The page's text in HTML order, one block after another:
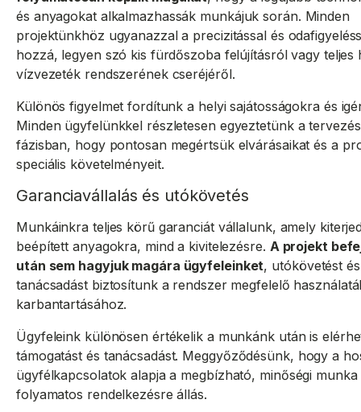
és anyagokat alkalmazhassák munkájuk során. Minden
projektünkhöz ugyanazzal a precizitással és
hozzá, legyen szó kis fürdőszoba felújításról vagy teljes
vízvezeték rendszerének cseréjéről.
Különös figyelmet fordítunk a helyi sajátosságokra és
Minden ügyfelünkkel részletesen egyeztetünk a
fázisban, hogy pontosan megértsük elvárásaikat és a
speciális követelményeit.
Garanciavállalás és utókövetés
Munkáinkra teljes körű garanciát vállalunk, amely
beépített anyagokra, mind a kivitelezésre. A projekt
után sem hagyjuk magára ügyfeleinket, utókövetést és
tanácsadást biztosítunk a rendszer megfelelő
karbantartásához.
Ügyfeleink különösen értékelik a munkánk után is
támogatást és tanácsadást. Meggyőződésünk, hogy a
ügyfélkapcsolatok alapja a megbízható, minőségi munka
folyamatos rendelkezésre állás.